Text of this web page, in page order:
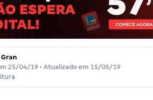
25/04/19• Atualizado em 15/05/19